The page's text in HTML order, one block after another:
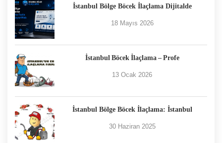
İstanbul Bölge Böcek İlaçlama Dijitalde
18 Mayıs 2026
İstanbul Böcek İlaçlama – Profe
13 Ocak 2026
İstanbul Bölge Böcek İlaçlama: İstanbul
30 Haziran 2025